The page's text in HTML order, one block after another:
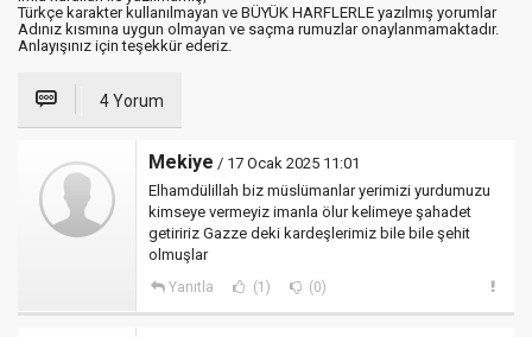
Türkçe karakter kullanılmayan ve BÜYÜK HARFLERLE yazılmış yorumlar
Adınız kısmına uygun olmayan ve saçma rumuzlar onaylanmamaktadır.
Anlayışınız için teşekkür ederiz.
4 Yorum
Mekiye / 17 Ocak 2025 11:01
Elhamdülillah biz müslümanlar yerimizi yurdumuzu
kimseye vermeyiz imanla ölur kelimeye şahadet
getiririz Gazze deki kardeşlerimiz bile bile şehit
olmuşlar
Yanıtla (1) (0)